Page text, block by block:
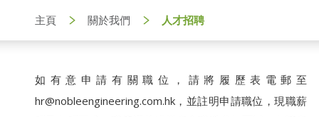
主頁 關於我們 人才招聘
如有意申請有關職位，請將履歷表電郵至
hr@nobleengineering.com.hk ，並註明申請職位，現職薪